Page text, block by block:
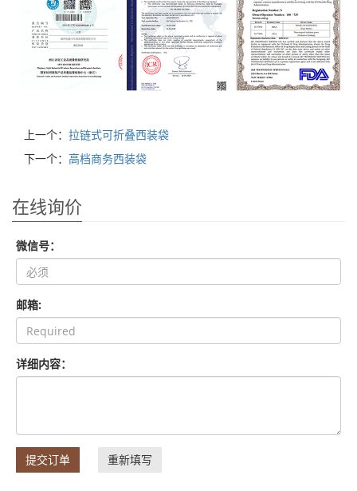
上一个： 拉链式可折叠西装袋
下一个： 高档商务西装袋
在线询价
微信号：
邮箱:
详细内容：
提交订单 重新填写